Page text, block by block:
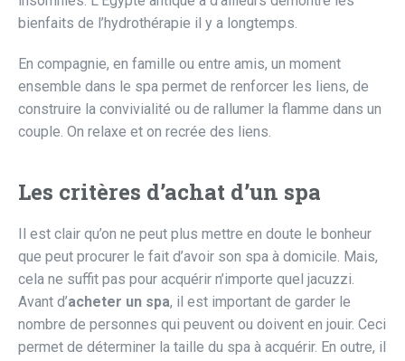
bienfaits de l’hydrothérapie il y a longtemps.
En compagnie, en famille ou entre amis, un moment
ensemble dans le spa permet de renforcer les liens, de
construire la convivialité ou de rallumer la flamme dans un
couple. On relaxe et on recrée des liens.
Les critères d’achat d’un spa
Il est clair qu’on ne peut plus mettre en doute le bonheur
que peut procurer le fait d’avoir son spa à domicile. Mais,
cela ne suffit pas pour acquérir n’importe quel jacuzzi.
Avant d’acheter un spa, il est important de garder le
nombre de personnes qui peuvent ou doivent en jouir. Ceci
permet de déterminer la taille du spa à acquérir. En outre, il